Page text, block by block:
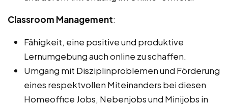
Classroom Management:
Fähigkeit, eine positive und produktive
Lernumgebung auch online zu schaffen.
Umgang mit Disziplinproblemen und Förderung
eines respektvollen Miteinanders bei diesen
Homeoffice Jobs, Nebenjobs und Minijobs in